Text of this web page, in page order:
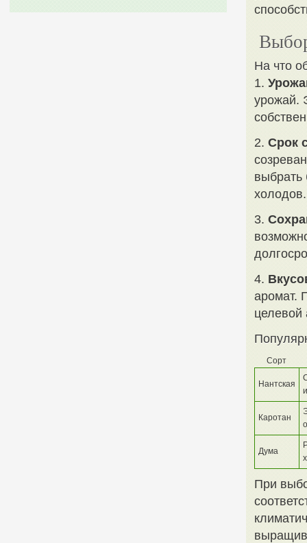
На что
1.
урожай.
2. Срок
выбрать
холодов.
3.
4.
аромат.
целевой
Сорт
Нантская
Каротан
Дума
При